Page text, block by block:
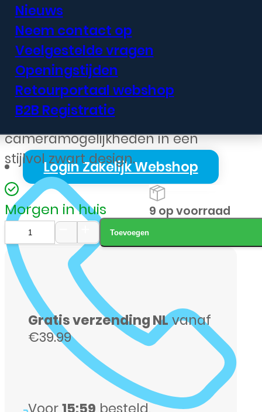
Nieuws
Neem contact op
Veelgestelde vragen
Openingstijden
Retourportaal webshop
B2B Registratie
Login Zakelijk Webshop
€707,99
De iPhone 16e met 256GB
opslagruimte biedt krachtige
prestaties en geavanceerde
cameramogelijkheden in een
stijlvol zwart design.
Morgen in huis
iPhone
16e
256GB
zwart
aantal
Toevoegen
9 op voorraad
Gratis verzending NLvanaf
€39.99
Voor15:59 besteld,